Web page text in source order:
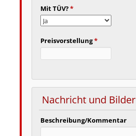
Mit TÜV?*
Preisvorstellung*
Nachricht und Bilder
Beschreibung/Kommentar